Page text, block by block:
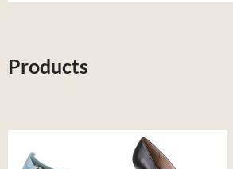
Products